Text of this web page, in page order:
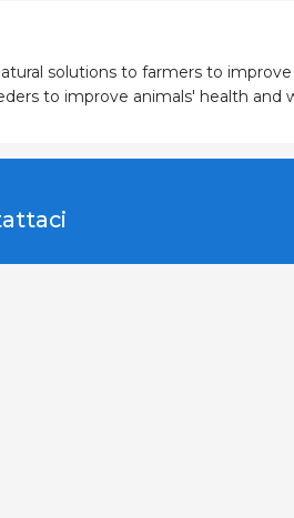
solutions to farmers to
to improve animals' health and
respectful and a positive impact on